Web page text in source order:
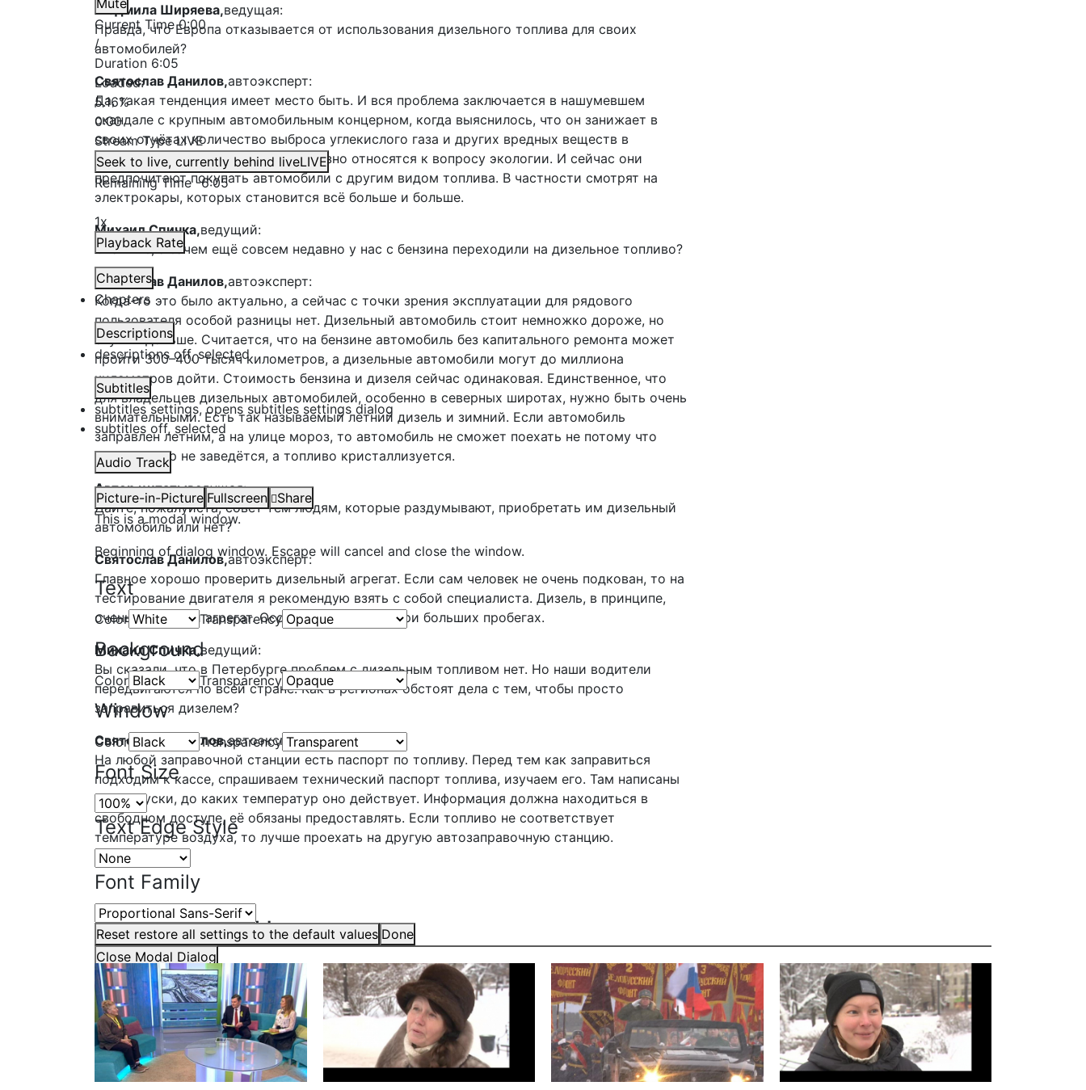
Mute
Current Time0:00
/
Duration 6:05
Loaded:
5.16%
0:00
Stream TypeLIVE
Seek to live, currently behind liveLIVE
Remaining Time-6:05
1x
Playback Rate
Chapters
Chapters
Descriptions
descriptions off, selected
Subtitles
subtitles settings, opens subtitles settings dialog
subtitles off, selected
Audio Track
Picture-in-Picture Fullscreen
Share
This is a modal window.
Beginning of dialog window. Escape will cancel and close the window.
Text
Color Transparency
Background
Color Transparency
Window
Color Transparency
Font Size
Text Edge Style
Font Family
Reset restore all settings to the default values Done
Close Modal Dialog
End of dialog window.
Людмила Ширяева,ведущая:
Правда, что Европа отказывается от использования дизельного топлива для своих
автомобилей?
Святослав Данилов,автоэксперт:
Да, такая тенденция имеет место быть. И вся проблема заключается в нашумевшем
скандале с крупным автомобильным концерном, когда выяснилось, что он занижает в
своих отчётах количество выброса углекислого газа и других вредных веществ в
атмосферу. Европейцы очень серьёзно относятся к вопросу экологии. И сейчас они
предпочитают покупать автомобили с другим видом топлива. В частности смотрят на
электрокары, которых становится всё больше и больше.
Михаил Спичка,ведущий:
Скажите, а зачем ещё совсем недавно у нас с бензина переходили на дизельное топливо?
Святослав Данилов,автоэксперт:
Когда-то это было актуально, а сейчас с точки зрения эксплуатации для рядового
пользователя особой разницы нет. Дизельный автомобиль стоит немножко дороже, но
служит дольше. Считается, что на бензине автомобиль без капитального ремонта может
пройти 300–400 тысяч километров, а дизельные автомобили могут до миллиона
километров дойти. Стоимость бензина и дизеля сейчас одинаковая. Единственное, что
для владельцев дизельных автомобилей, особенно в северных широтах, нужно быть очень
внимательными. Есть так называемый летний дизель и зимний. Если автомобиль
заправлен летним, а на улице мороз, то автомобиль не сможет поехать не потому что
аккумулятор не заведётся, а топливо кристаллизуется.
Автор цитатыведущая:
Дайте, пожалуйста, совет тем людям, которые раздумывают, приобретать им дизельный
автомобиль или нет?
Святослав Данилов,автоэксперт:
Главное хорошо проверить дизельный агрегат. Если сам человек не очень подкован, то на
тестирование двигателя я рекомендую взять с собой специалиста. Дизель, в принципе,
очень надёжный агрегат. Особенно это важно при больших пробегах.
Михаил Спичка,ведущий:
Вы сказали, что в Петербурге проблем с дизельным топливом нет. Но наши водители
передвигаются по всей стране. Как в регионах обстоят дела с тем, чтобы просто
заправиться дизелем?
Святослав Данилов,автоэксперт:
На любой заправочной станции есть паспорт по топливу. Перед тем как заправиться
подходим к кассе, спрашиваем технический паспорт топлива, изучаем его. Там написаны
все допуски, до каких температур оно действует. Информация должна находиться в
свободном доступе, её обязаны предоставлять. Если топливо не соответствует
температуре воздуха, то лучше проехать на другую автозаправочную станцию.
Другие сюжеты